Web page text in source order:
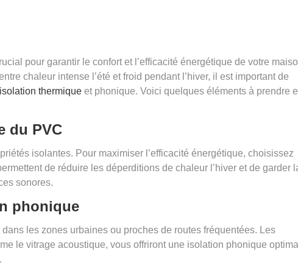
pour garantir le confort et l’efficacité énergétique de votre
chaleur intense l’été et froid pendant l’hiver, il est important de
isolation thermique et phonique. Voici quelques éléments à prendre
du PVC
isolantes. Pour maximiser l’efficacité énergétique, choisissez
de réduire les déperditions de chaleur l’hiver et de garder
sonores.
phonique
les zones urbaines ou proches de routes fréquentées. Les
le vitrage acoustique, vous offriront une isolation phonique